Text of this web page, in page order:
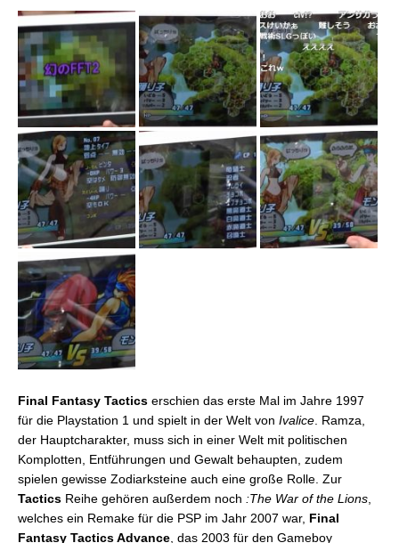
Final Fantasy Tactics erschien das erste Mal im Jahre 1997
für die Playstation 1 und spielt in der Welt von Ivalice . Ramza,
der Hauptcharakter, muss sich in einer Welt mit politischen
Komplotten, Entführungen und Gewalt behaupten, zudem
spielen gewisse Zodiarksteine auch eine große Rolle. Zur
Tactics Reihe gehören außerdem noch :The War of the Lions
welches ein Remake für die PSP im Jahr 2007 war, Final
Fantasy Tactics Advance , das 2003 für den Gameboy